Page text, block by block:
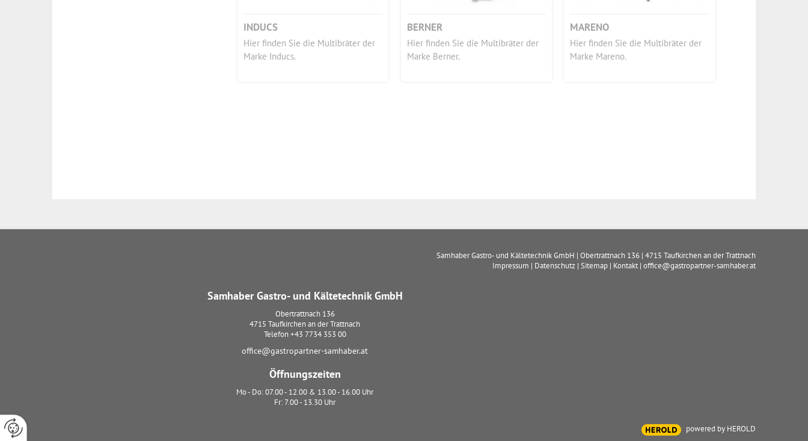
INDUCS
Hier finden Sie die Multibräter der
Marke Inducs.
BERNER
Hier finden Sie die Multibräter der
Marke Berner.
MARENO
Hier finden Sie die Multibräter der
Marke Mareno.
Samhaber Gastro- und Kältetechnik GmbH | Obertrattnach 136 | 4715 Taufkirchen an der Trattnach
Impressum | Datenschutz | Sitemap | Kontakt | office@gastropartner-samhaber.at
Samhaber Gastro- und Kältetechnik GmbH
Obertrattnach 136
4715 Taufkirchen an der Trattnach
Telefon +43 7734 353 00
office@gastropartner-samhaber.at
Öffnungszeiten
Mo - Do: 07.00 - 12.00 & 13.00 - 16.00 Uhr
Fr: 7.00 - 13.30 Uhr
powered by HEROLD